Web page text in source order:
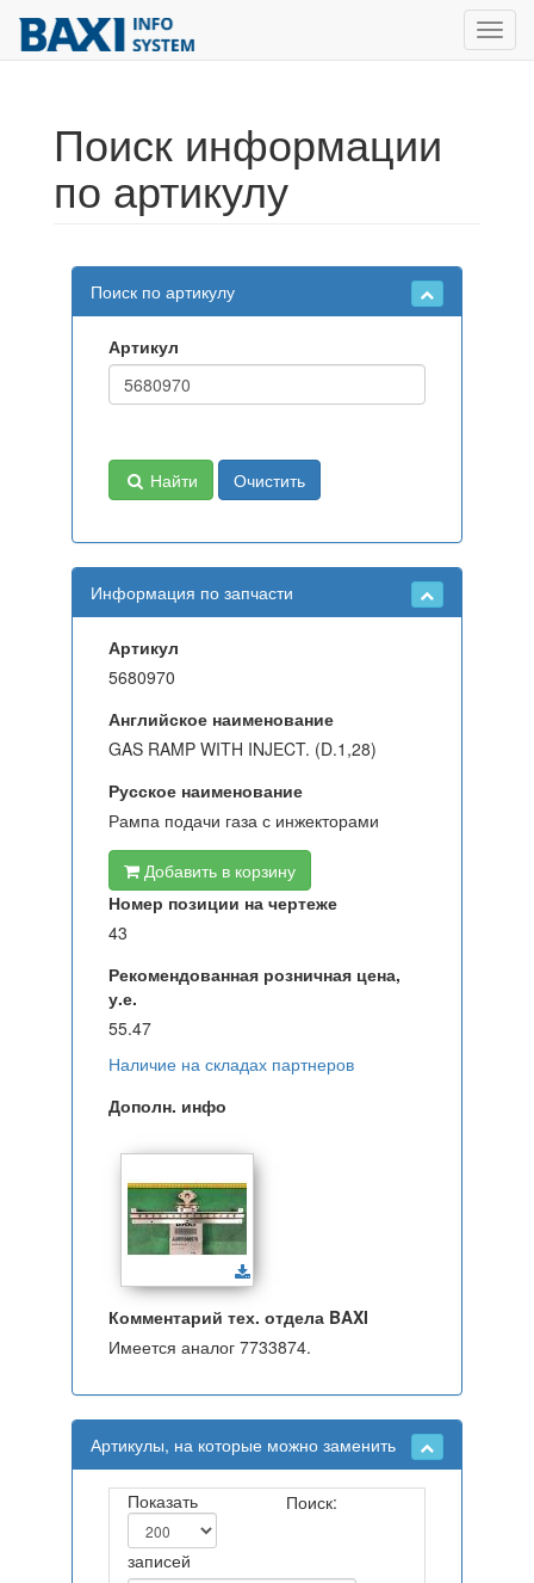
Поиск информации
по артикулу
Поиск по артикулу
Артикул
Найти Очистить
Информация по запчасти
Артикул
5680970
Английское наименование
GAS RAMP WITH INJECT. (D.1,28)
Русское наименование
Рампа подачи газа с инжекторами
Добавить в корзину
Номер позиции на чертеже
43
Рекомендованная розничная цена,
у.е.
55.47
Наличие на складах партнеров
Дополн. инфо
Комментарий тех. отдела BAXI
Имеется аналог 7733874.
Артикулы, на которые можно заменить
Показать
записей
Поиск: